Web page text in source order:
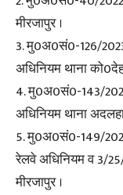
मीरजापुर ।
3. मु0अ0सं0-126/
अधिनियम थाना
4. मु0अ0सं0-143/
अधिनियम थाना
5. मु0अ0सं0-149/
रेलवे अधिनियम व 3/
मीरजापुर ।